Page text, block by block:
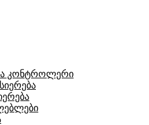
კონტროლერი